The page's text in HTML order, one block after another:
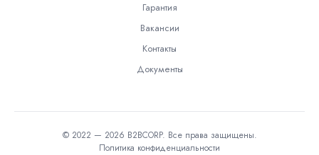
Гарантия
Вакансии
Контакты
Документы
© 2022 — 2026 B2BCORP. Все права защищены.
Политика конфиденциальности